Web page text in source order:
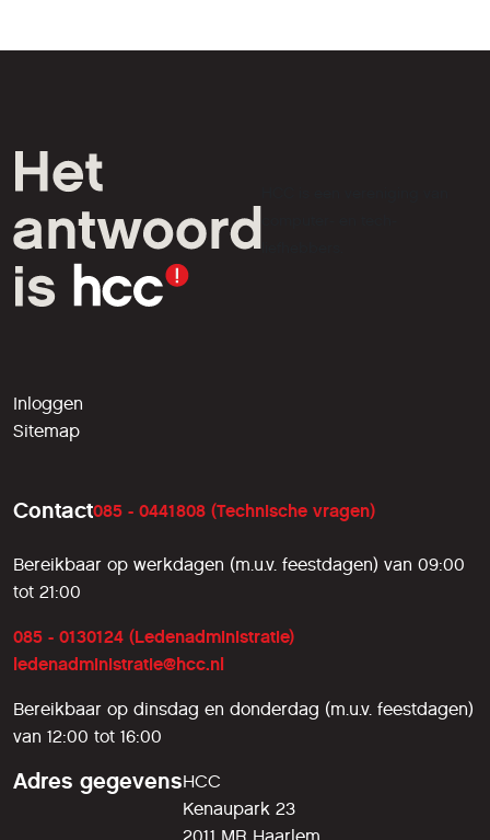
liefhebbers.
Inloggen
Sitemap
Contact085 - 0441808 (Technische vragen)
Bereikbaar op werkdagen (m.u.v. feestdagen) van 09:00
tot 21:00
085 - 0130124 (Ledenadministratie)
ledenadministratie@hcc.nl
Bereikbaar op dinsdag en donderdag (m.u.v. feestdagen)
van 12:00 tot 16:00
Adres gegevensHCC
Kenaupark 23
2011 MR Haarlem